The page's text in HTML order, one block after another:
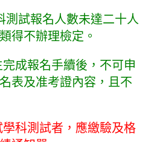
測試報名人數未達二十人
得不辦理檢定。
成報名手續後，不可申
表及准考證內容，且不
學科測試者，應繳驗及格